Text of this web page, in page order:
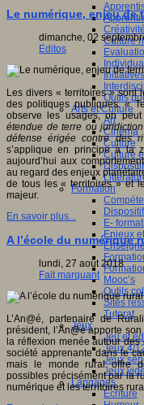
Créativité
Culture
Initiatives
Outils
Arts et Culture
Art
Cinéma
Culture
Culture
Formation
E-
Enjeux
Mooc’s
Outils
Sites
Tutorat
Jeux
Jeu et
Jeux 4/
Jeux
Jeux
Langages
Ecriture
Le numérique, enjeu de
dimanche, 02
Editos
Les divers « territoires » sont
des politiques publiques. «
observe les usages, on
étendue de terre ou
défense érigée contre des
s’applique en principe à la
aujourd’hui aux
au regard des enjeux
de tous les « territoires » et
majeur.
En savoir plus...
A l’école du numérique
lundi, 27 août 2018
Fait marquant
L’An@é, partenaire de
président, l’An@é apporte
la réflexion menée autour
société apprenante dans le
mais le monde rural offre
possibles précisément par la
numérique et les territoires